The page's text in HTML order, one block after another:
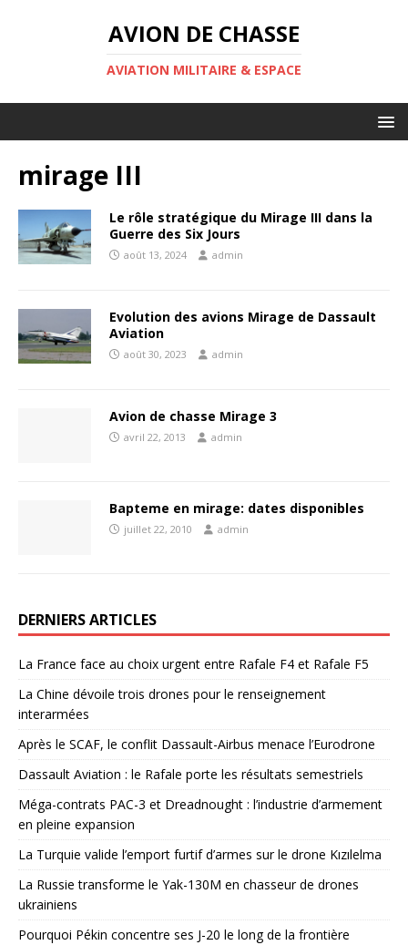
AVION DE CHASSE
AVIATION MILITAIRE & ESPACE
mirage III
Le rôle stratégique du Mirage III dans la
Guerre des Six Jours
août 13, 2024 admin
Evolution des avions Mirage de Dassault
Aviation
août 30, 2023 admin
Avion de chasse Mirage 3
avril 22, 2013 admin
Bapteme en mirage: dates disponibles
juillet 22, 2010 admin
DERNIERS ARTICLES
La France face au choix urgent entre Rafale F4 et Rafale F5
La Chine dévoile trois drones pour le renseignement
interarmées
Après le SCAF, le conflit Dassault-Airbus menace l’Eurodrone
Dassault Aviation : le Rafale porte les résultats semestriels
Méga-contrats PAC-3 et Dreadnought : l’industrie d’armement
en pleine expansion
La Turquie valide l’emport furtif d’armes sur le drone Kızılelma
La Russie transforme le Yak-130M en chasseur de drones
ukrainiens
Pourquoi Pékin concentre ses J-20 le long de la frontière